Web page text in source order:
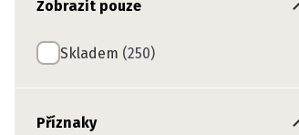
Zobrazit pouze
Skladem (250)
Příznaky